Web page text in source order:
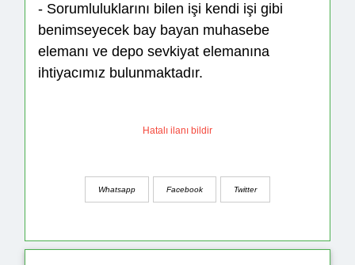
- Sorumluluklarını bilen işi kendi işi gibi
benimseyecek bay bayan muhasebe
elemanı ve depo sevkiyat elemanına
ihtiyacımız bulunmaktadır.
Hatalı ilanı bildir
Whatsapp Facebook Twitter